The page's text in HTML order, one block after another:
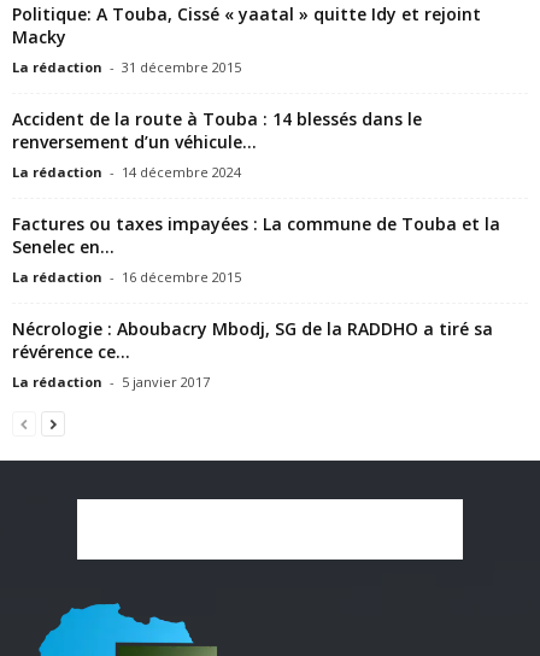
Politique: A Touba, Cissé « yaatal » quitte Idy et rejoint
Macky
La rédaction - 31 décembre 2015
Accident de la route à Touba : 14 blessés dans le
renversement d’un véhicule...
La rédaction - 14 décembre 2024
Factures ou taxes impayées : La commune de Touba et la
Senelec en...
La rédaction - 16 décembre 2015
Nécrologie : Aboubacry Mbodj, SG de la RADDHO a tiré sa
révérence ce...
La rédaction - 5 janvier 2017